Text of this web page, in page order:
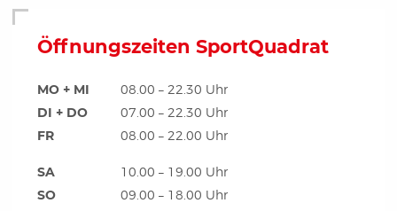
Öffnungszeiten SportQuadrat
MO + MI 08.00 – 22.30 Uhr
DI + DO 07.00 – 22.30 Uhr
FR 08.00 – 22.00 Uhr
SA 10.00 – 19.00 Uhr
SO 09.00 – 18.00 Uhr